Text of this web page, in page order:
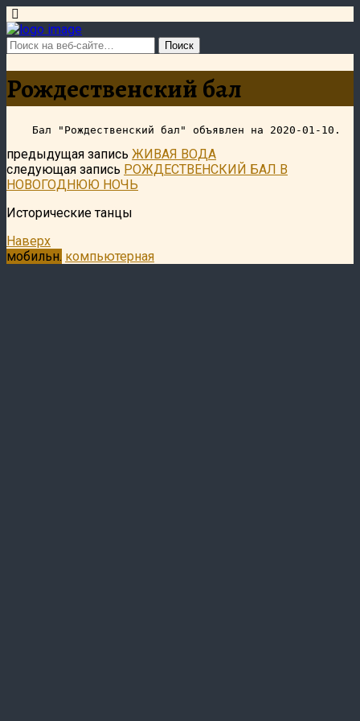
Рождественский бал
предыдущая запись ЖИВАЯ ВОДА
следующая запись РОЖДЕСТВЕНСКИЙ БАЛ В
НОВОГОДНЮЮ НОЧЬ
Исторические танцы
Наверх
мобильн. компьютерная